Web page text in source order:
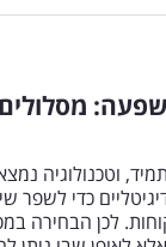
מסלולים
וטכנולוגיה
כדי לשפר
לכן הבחירה